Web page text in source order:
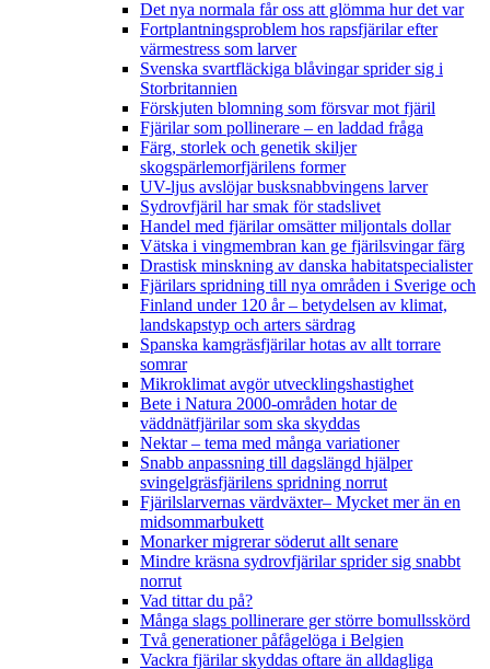
Det nya normala får oss att glömma hur det var
Fortplantningsproblem hos rapsfjärilar efter
värmestress som larver
Svenska svartfläckiga blåvingar sprider sig i
Storbritannien
Förskjuten blomning som försvar mot fjäril
Fjärilar som pollinerare – en laddad fråga
Färg, storlek och genetik skiljer
skogspärlemorfjärilens former
UV-ljus avslöjar busksnabbvingens larver
Sydrovfjäril har smak för stadslivet
Handel med fjärilar omsätter miljontals dollar
Vätska i vingmembran kan ge fjärilsvingar färg
Drastisk minskning av danska habitatspecialister
Fjärilars spridning till nya områden i Sverige och
Finland under 120 år– betydelsen av klimat,
landskapstyp och arters särdrag
Spanska kamgräsfjärilar hotas av allt torrare
somrar
Mikroklimat avgör utvecklingshastighet
Bete i Natura 2000-områden hotar de
väddnätfjärilar som ska skyddas
Nektar – tema med många variationer
Snabb anpassning till dagslängd hjälper
svingelgräsfjärilens spridning norrut
Fjärilslarvernas värdväxter– Mycket mer än en
midsommarbukett
Monarker migrerar söderut allt senare
Mindre kräsna sydrovfjärilar sprider sig snabbt
norrut
Vad tittar du på?
Många slags pollinerare ger större bomullsskörd
Två generationer påfågelöga i Belgien
Vackra fjärilar skyddas oftare än alldagliga